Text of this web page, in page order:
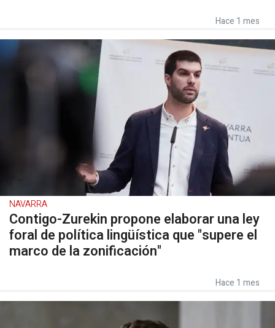
Hace 1 mes
NAVARRA
Contigo-Zurekin propone elaborar una ley
foral de política lingüística que "supere el
marco de la zonificación"
Hace 1 mes